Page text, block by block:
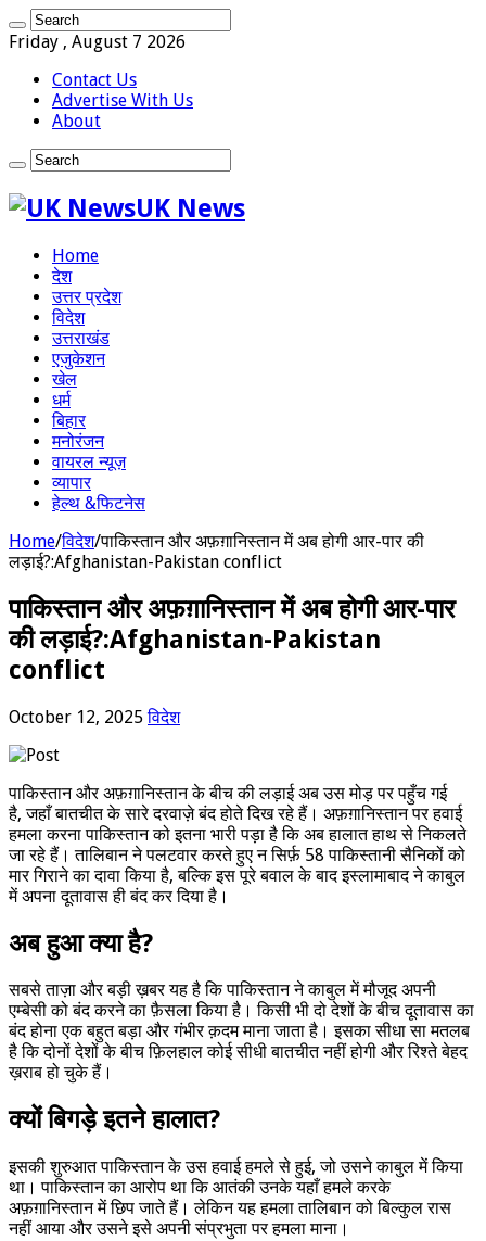
Friday , August 7 2026
Contact Us
Advertise With Us
About
UK News
Home
देश
उत्तर प्रदेश
विदेश
उत्तराखंड
एजुकेशन
खेल
धर्म
बिहार
मनोरंजन
वायरल न्यूज़
व्यापार
हेल्थ &फिटनेस
Home/विदेश/पाकिस्तान और अफ़ग़ानिस्तान में अब होगी आर-पार की
लड़ाई?:Afghanistan-Pakistan conflict
पाकिस्तान और अफ़ग़ानिस्तान में अब होगी आर-पार
की लड़ाई?:Afghanistan-Pakistan
conflict
October 12, 2025 विदेश
पाकिस्तान और अफ़ग़ानिस्तान के बीच की लड़ाई अब उस मोड़ पर पहुँच गई
है, जहाँ बातचीत के सारे दरवाज़े बंद होते दिख रहे हैं। अफ़ग़ानिस्तान पर हवाई
हमला करना पाकिस्तान को इतना भारी पड़ा है कि अब हालात हाथ से निकलते
जा रहे हैं। तालिबान ने पलटवार करते हुए न सिर्फ़ 58 पाकिस्तानी सैनिकों को
मार गिराने का दावा किया है, बल्कि इस पूरे बवाल के बाद इस्लामाबाद ने काबुल
में अपना दूतावास ही बंद कर दिया है।
अब हुआ क्या है?
सबसे ताज़ा और बड़ी ख़बर यह है कि पाकिस्तान ने काबुल में मौजूद अपनी
एम्बेसी को बंद करने का फ़ैसला किया है। किसी भी दो देशों के बीच दूतावास का
बंद होना एक बहुत बड़ा और गंभीर क़दम माना जाता है। इसका सीधा सा मतलब
है कि दोनों देशों के बीच फ़िलहाल कोई सीधी बातचीत नहीं होगी और रिश्ते बेहद
ख़राब हो चुके हैं।
क्यों बिगड़े इतने हालात?
इसकी शुरुआत पाकिस्तान के उस हवाई हमले से हुई, जो उसने काबुल में किया
था। पाकिस्तान का आरोप था कि आतंकी उनके यहाँ हमले करके
अफ़ग़ानिस्तान में छिप जाते हैं। लेकिन यह हमला तालिबान को बिल्कुल रास
नहीं आया और उसने इसे अपनी संप्रभुता पर हमला माना।